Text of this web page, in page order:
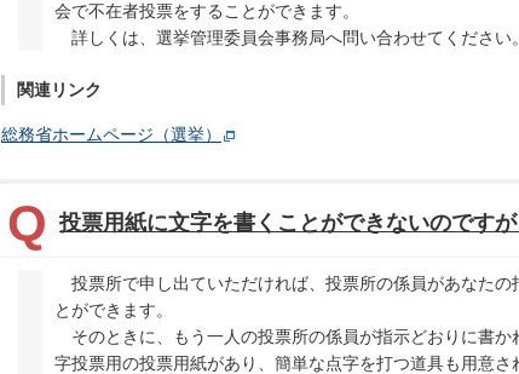
会で不在者投票をすることができます。
詳しくは、選挙管理委員会事務局へ問い合わせてください。
関連リンク
総務省ホームページ（選挙）
投票用紙に文字を書くことができないのです
投票所で申し出ていただければ、投票所の係員があなたの
とができます。
そのときに、もう一人の投票所の係員が指示どおりに書
字投票用の投票用紙があり、簡単な点字を打つ道具も用意